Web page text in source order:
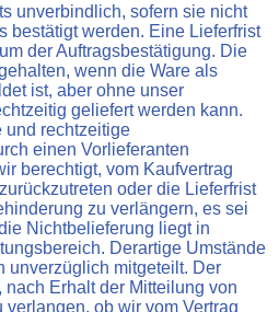
unverbindlich, sofern sie nicht
bestätigt werden. Eine Lieferfrist
der Auftragsbestätigung. Die
wenn die Ware als
ist, aber ohne unser
geliefert werden kann.
und rechtzeitige
einen Vorlieferanten
berechtigt, vom Kaufvertrag
oder die Lieferfrist
zu verlängern, es sei
Nichtbelieferung liegt in
Derartige Umstände
unverzüglich mitgeteilt. Der
nach Erhalt der Mitteilung von
verlangen, ob wir vom Vertrag